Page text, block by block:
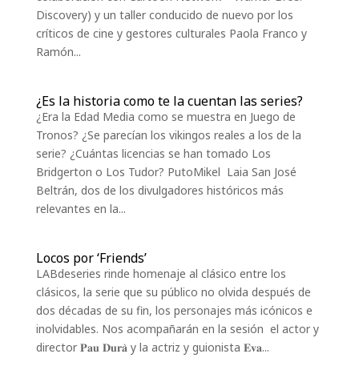
Discovery) y un taller conducido de nuevo por los
críticos de cine y gestores culturales Paola Franco y
Ramón...
¿Es la historia como te la cuentan las series?
¿Era la Edad Media como se muestra en Juego de
Tronos? ¿Se parecían los vikingos reales a los de la
serie? ¿Cuántas licencias se han tomado Los
Bridgerton o Los Tudor? PutoMikel Laia San José
Beltrán, dos de los divulgadores históricos más
relevantes en la...
Locos por ‘Friends’
LABdeseries rinde homenaje al clásico entre los
clásicos, la serie que su público no olvida después de
dos décadas de su fin, los personajes más icónicos e
inolvidables. Nos acompañarán en la sesión el actor y
director 𝐏𝐚𝐮 𝐃𝐮𝐫𝐚̀ y la actriz y guionista 𝐄𝐯𝐚...